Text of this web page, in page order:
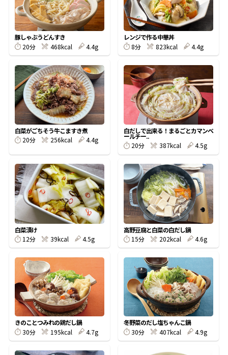
ヤマキ『めんつゆ』 ヤマキ 割烹白だし
旨さ、別格。だし屋の鍋 韓福善シリーズ
サッと鍋® 楽チン鍋®
主食レシピ
主菜レシピ
汁物レシピ
時短レシピ
おいしいレシピを商品から探す
かつお節レシピ
めんつゆレシピ
割烹白だしレシピ
レシピ特設サイト
割烹白だしレシピ特集
だしの取り方
かつお節の削り方
かつお節・だしをもっと知る
ヤマキ かつお節プラス®
かつお節・だしを楽しむ
だしコミュ
キャンペーン一覧
企業・採用情報
企業情報
- 百年対話
- ヤマキ かつお節プラス®
採用情報
- ジョブリターン制
お問い合わせ
ヤマキお客様相談室
オンラインショップ
コミュニティサイト
Global
豚しゃぶうどんすき
20分
468kcal 4.4g
レンジで作る中華丼
8分
823kcal 4.4g
白菜がごちそう牛こますき煮
20分
256kcal 4.4g
白だしで出来る！まるごとカマンベ
ールチー..
20分
387kcal 4.5g
白菜漬け
12分
39kcal 4.5g
高野豆腐と白菜の白だし鍋
15分
202kcal 4.6g
きのことつみれの鶏だし鍋
30分
195kcal 4.7g
冬野菜のだし塩ちゃんこ鍋
30分
407kcal 4.9g